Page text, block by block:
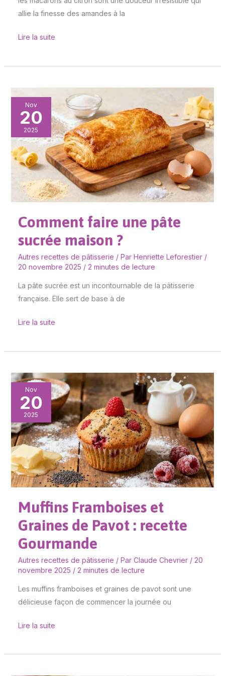
allie la finesse des amandes à la
Lire la suite
Nov
20
2025
Comment faire une pâte
sucrée maison ?
Autres recettes de pâtisserie / Par Henriette Leforestier /
20 novembre 2025 / 2 minutes de lecture
La pâte sucrée est un incontournable de la pâtisserie
française. Elle sert de base à de
Comment
faire
une
pâte
sucrée
maison
?
Lire la suite
Nov
20
2025
Muffins Framboises et
Graines de Pavot : recette
Gourmande
Autres recettes de pâtisserie / Par Claude Chevrier / 20
novembre 2025 / 2 minutes de lecture
Les muffins framboises et graines de pavot sont une
délicieuse façon de commencer la journée ou
Muffins
Framboises
Graines
de
Pavot
:
recette
Lire la suite